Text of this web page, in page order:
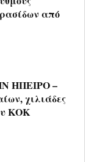
από
ΗΠΕΙΡΟ –
χιλιάδες
ΚΟΚ